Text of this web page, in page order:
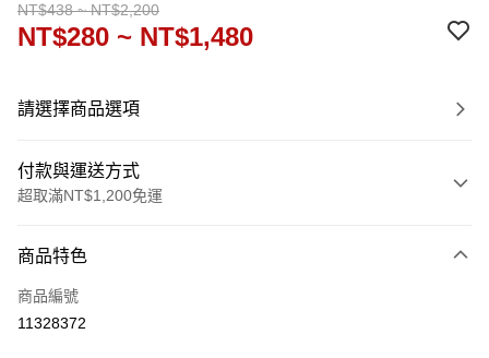
NT$438 ~ NT$2,200
NT$280 ~ NT$1,480
請選擇商品選項
付款與運送方式
超取滿NT$1,200免運
信用卡一次付款
信用卡分期付款
商品特色
商品編號
11328372